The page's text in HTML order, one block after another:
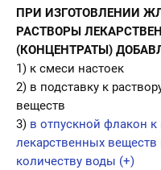
ПРИ ИЗГОТОВЛЕНИИ
РАСТВОРЫ
(КОНЦЕНТРАТЫ)
1) к смеси настоек
2) в подставку к
веществ
3) в отпускной флакон
лекарственных
количеству воды (+)